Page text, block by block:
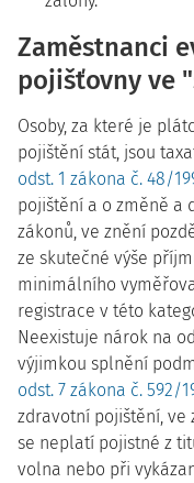
Zaměstnanci
pojišťovny ve
Osoby, za které je
pojištění stát, jsou
odst. 1 zákona č. 48/
pojištění a o změně a
zákonů, ve znění
ze skutečné výše
minimálního
registrace v této
Neexistuje nárok na
výjimkou splnění
odst. 7 zákona č. 592/
zdravotní pojištění, ve
se neplatí pojistné z
volna nebo při